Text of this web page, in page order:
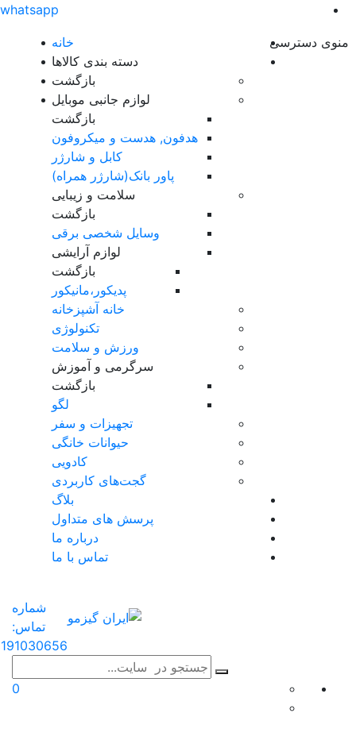
whatsapp
منوی دسترسی
خانه
دسته بندی کالاها
بازگشت
لوازم جانبی موبایل
بازگشت
هدفون, هدست و میکروفون
کابل و شارژر
پاور بانک(شارژر همراه)
سلامت و زیبایی
بازگشت
وسایل شخصی برقی
لوازم آرایشی
بازگشت
پدیکور،مانیکور
خانه آشپزخانه
تکنولوژی
ورزش و سلامت
سرگرمی و آموزش
بازگشت
لگو
تجهیزات و سفر
حیوانات خانگی
کادویی
گجت‌های کاربردی
بلاگ
پرسش های متداول
درباره ما
تماس با ما
شماره
تماس:
0